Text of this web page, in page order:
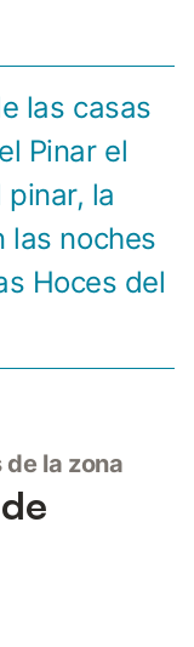
las casas
Pinar el
la
las noches
Hoces del
la zona